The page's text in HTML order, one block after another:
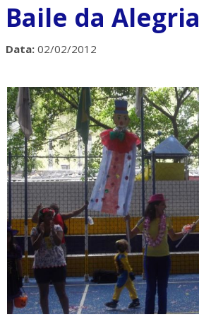
Baile da Alegria
Data: 02/02/2012